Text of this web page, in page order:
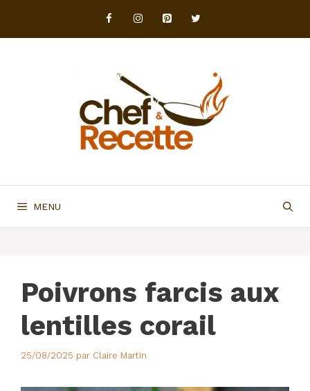
contenu
MENU
Poivrons farcis aux
lentilles corail
25/08/2025 par Claire Martin